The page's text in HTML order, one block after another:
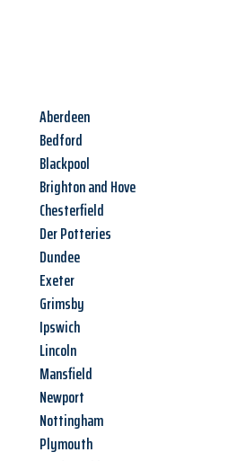
Aberdeen
Bedford
Blackpool
Brighton and Hove
Chesterfield
Der Potteries
Dundee
Exeter
Grimsby
Ipswich
Lincoln
Mansfield
Newport
Nottingham
Plymouth